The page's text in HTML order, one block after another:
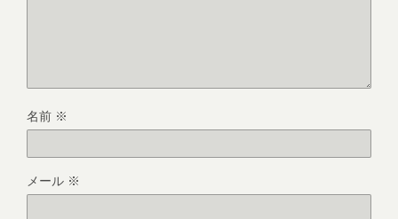
名前 ※
メール ※